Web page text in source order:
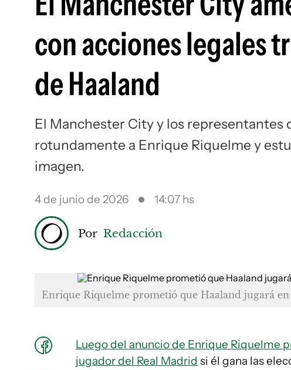
con acciones legales
de Haaland
El Manchester City y los representantes
rotundamente a Enrique Riquelme y
imagen.
4 de junio de 2026 14:07 hs
Por Redacción
Enrique Riquelme prometió que Haaland jugará en
Luego del anuncio de Enrique Riquelme
jugador del Real Madrid si él gana las